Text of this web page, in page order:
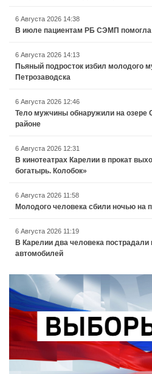
6 Августа 2026 14:38
В июле пациентам РБ СЭМП помогла
6 Августа 2026 14:13
Пьяный подросток избил молодого
Петрозаводска
6 Августа 2026 12:46
Тело мужчины обнаружили на озере
районе
6 Августа 2026 12:31
В кинотеатрах Карелии в прокат
богатырь. Колобок»
6 Августа 2026 11:58
Молодого человека сбили ночью на
6 Августа 2026 11:19
В Карелии два человека
автомобилей